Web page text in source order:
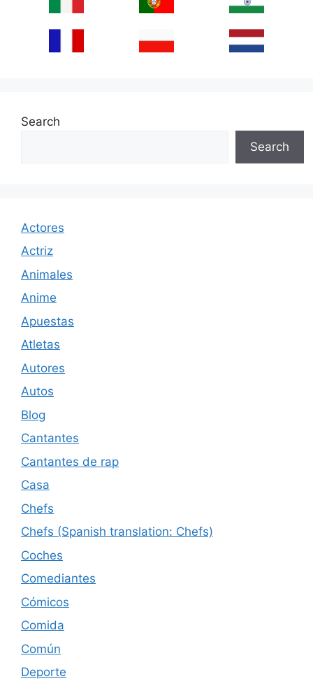
Search
Search
Actores
Actriz
Animales
Anime
Apuestas
Atletas
Autores
Autos
Blog
Cantantes
Cantantes de rap
Casa
Chefs
Chefs (Spanish translation: Chefs)
Coches
Comediantes
Cómicos
Comida
Común
Deporte